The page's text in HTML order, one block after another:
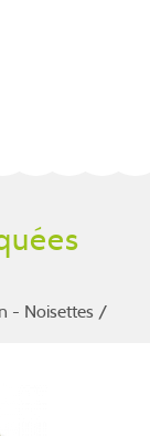
- Noisettes